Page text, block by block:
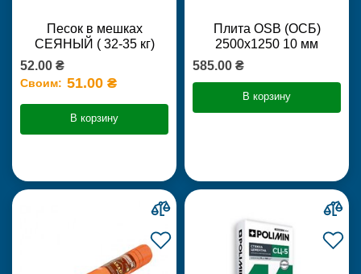
Песок в мешках
СЕЯНЫЙ ( 32-35 кг)
52.00 ₴
Своим: 51.00 ₴
В корзину
Плита OSB (ОСБ)
2500х1250 10 мм
585.00 ₴
В корзину